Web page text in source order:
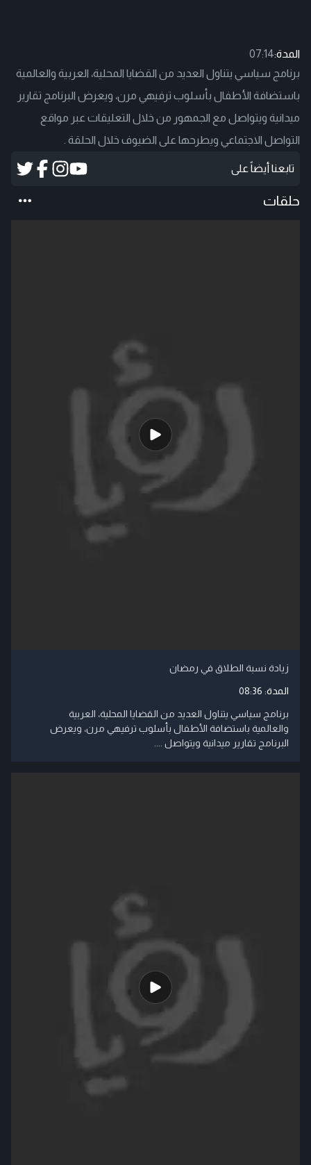
المدة:07:14
برنامج سياسي يتناول العديد من القضايا المحلية، العربية والعالمية
باستضافة الأطفال بأسلوب ترفيهي مرن، ويعرض البرنامج تقارير
ميدانية ويتواصل مع الجمهور من خلال التعليقات عبر مواقع
التواصل الاجتماعي ويطرحها على الضيوف خلال الحلقة .
تابعنا أيضاً على
حلقات
زيادة نسبة الطلاق في رمضان
المدة: 08:36
برنامج سياسي يتناول العديد من القضايا المحلية، العربية
والعالمية باستضافة الأطفال بأسلوب ترفيهي مرن، ويعرض
البرنامج تقارير ميدانية ويتواصل ....